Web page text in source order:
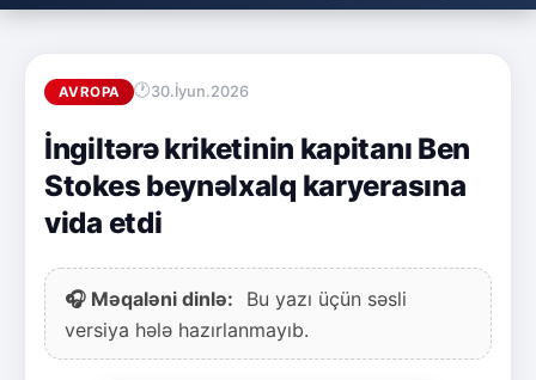
AVROPA 30.İyun.2026
İngiltərə kriketinin kapitanı Ben
Stokes beynəlxalq karyerasına
vida etdi
🎧 Məqaləni dinlə:
Bu yazı üçün səsli
versiya hələ hazırlanmayıb.